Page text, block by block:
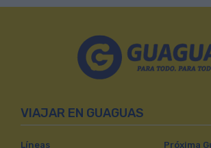
VIAJAR EN GUAGUAS
Líneas
Próxima